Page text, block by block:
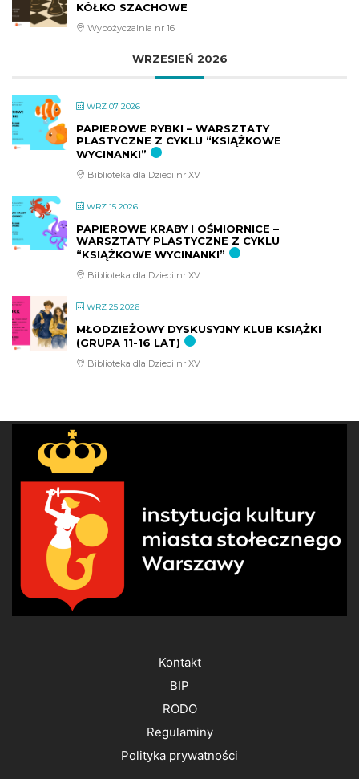
KÓŁKO SZACHOWE
Wypożyczalnia nr 16
WRZESIEŃ 2026
WRZ 07 2026
PAPIEROWE RYBKI – WARSZTATY
PLASTYCZNE Z CYKLU “KSIĄŻKOWE
WYCINANKI”
Biblioteka dla Dzieci nr XV
WRZ 15 2026
PAPIEROWE KRABY I OŚMIORNICE –
WARSZTATY PLASTYCZNE Z CYKLU
“KSIĄŻKOWE WYCINANKI”
Biblioteka dla Dzieci nr XV
WRZ 25 2026
MŁODZIEŻOWY DYSKUSYJNY KLUB KSIĄŻKI
(GRUPA 11-16 LAT)
Biblioteka dla Dzieci nr XV
Kontakt
BIP
RODO
Regulaminy
Polityka prywatności